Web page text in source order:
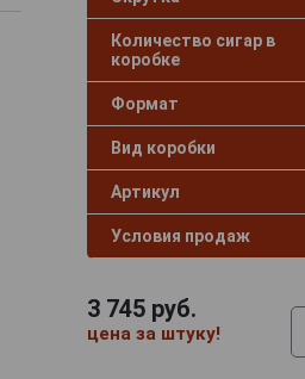
Количество сигар в
коробке
Формат
Вид коробки
Артикул
Условия продаж
3 745руб.
цена за штуку!